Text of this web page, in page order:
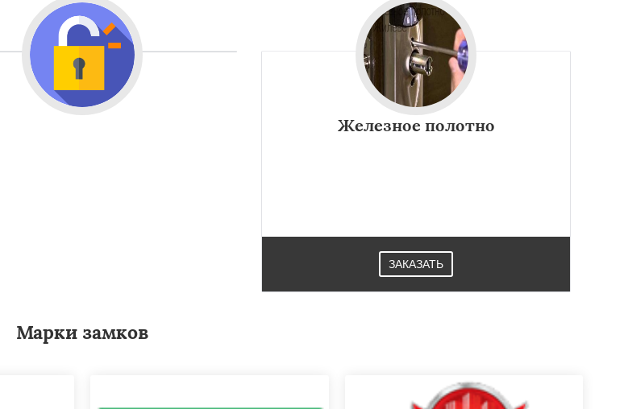
Железное полотно
ЗАКАЗАТЬ
Марки замков